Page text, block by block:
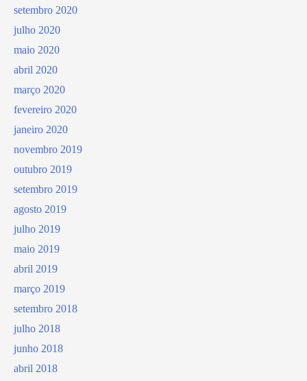
setembro 2020
julho 2020
maio 2020
abril 2020
março 2020
fevereiro 2020
janeiro 2020
novembro 2019
outubro 2019
setembro 2019
agosto 2019
julho 2019
maio 2019
abril 2019
março 2019
setembro 2018
julho 2018
junho 2018
abril 2018